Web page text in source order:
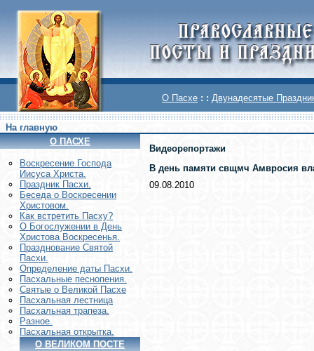
О Пасхе : : Двунадесятые
На главную
О ПАСХЕ
Воскреcение Господа
Иисуса Христа.
Праздник Пасхи.
Беседа о Воскресении
Христовом.
Как встретить Пасху?
О Богослужении в День
Христова Воскресенья.
Празднование Святой
Пасхи.
Определение даты Пасхи.
Пасхальные песнопения.
Святые о Великой Пасхе
Пасхальная лестница
Пасхальная трапеза.
Разное.
Пасхальная открытка.
О ВЕЛИКОМ ПОСТЕ
Видеорепортажи
В день памяти свщмч Амвросия
09.08.2010